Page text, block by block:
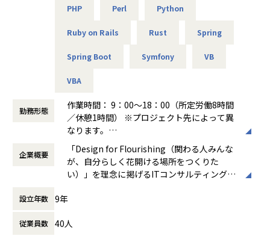
エンジニアだけでなく採用・営業・教育といったやれる事が
アルテニアのいいところだと思います。
【業務の変更の範囲】
-- データセンタ移設に伴うサーバ基盤リプレース案件 --
担当工程：基本設計、運用設計、詳細設計、構築、テスト、
担当者：30台前半、男性、入社1年目
-- 金融システムインフラ開発 --
担当工程：基本設計、運用設計、詳細設計、構築、テスト、
担当者：20台後半、男性、入社1年目
-- 官公庁向けインフラ開発 --
使用スキル：VMware、Windows、Linux
移行
＜開発部門 想定キャリアパス＞
月1回の面談にてキャリアの方向性をすり合わせながら、案
件を決定します。
「開発経験を積みたい」「設計に挑戦したい」「上流工程を
担当したい」などの
＜ネットワーク部門 想定キャリアパス＞
運用保守 → 構築 → 設計 → セキュリティ・コンサルティング
件を決定します。
「構築に行きたい」「設計に挑戦したい」「セキュリティ分
野を経験したい」などの
運用保守 → 構築 → 設計 → クラウド
PHP Perl Python
Ruby on Rails Rust Spring
Spring Boot Symfony VB
VBA
勤務形態
作業時間： 9：00～18：00（所定労働8時間
／休憩1時間） ※プロジェクト先によって異
なります。
働き方：
固定時間制（9時～18時、10時～19
時など）
時間外労働の有無： 有（月平均0時間～20時
間）
休憩時間： 60分
企業概要
「Design for Flourishing（関わる人みんな
が、自分らしく花開ける場所をつくりた
い）」を理念に掲げるITコンサルティング・
客様をリードする」のではなく、「お客様と
長を通じてビジネス変革を実現することを目
設立年数 9年
従業員数 40人